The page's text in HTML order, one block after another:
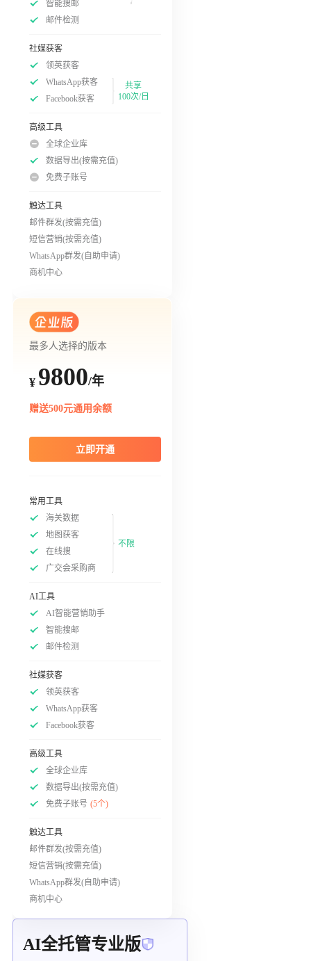
智能搜邮
邮件检测
社媒获客
领英获客
WhatsApp获客
Facebook获客
共享
100次/日
高级工具
全球企业库
数据导出(按需充值)
免费子账号
触达工具
邮件群发(按需充值)
短信营销(按需充值)
WhatsApp群发(自助申请)
商机中心
最多人选择的版本
¥ 9800/年
赠送500元通用余额
立即开通
常用工具
海关数据
地图获客
在线搜
广交会采购商
不限
AI工具
AI智能营销助手
智能搜邮
邮件检测
社媒获客
领英获客
WhatsApp获客
Facebook获客
高级工具
全球企业库
数据导出(按需充值)
免费子账号 (5个)
触达工具
邮件群发(按需充值)
短信营销(按需充值)
WhatsApp群发(自助申请)
商机中心
AI全托管专业版